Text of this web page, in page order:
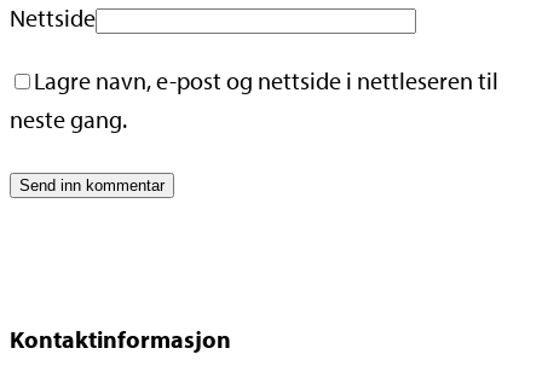
Nettside
Lagre navn, e-post og nettside i nettleseren til
neste gang.
Kontaktinformasjon